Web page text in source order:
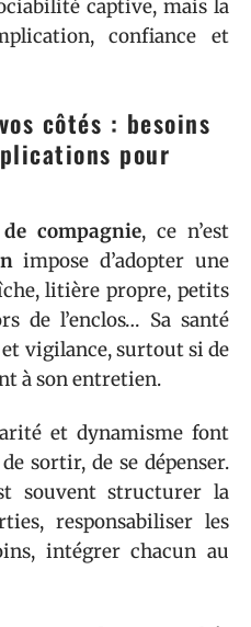
captive, mais la
confiance et
côtés : besoins
pour
compagnie, ce n’est
impose d’adopter une
litière propre, petits
de l’enclos… Sa santé
vigilance, surtout si de
à son entretien.
et dynamisme font
sortir, de se dépenser.
souvent structurer la
responsabiliser les
intégrer chacun au